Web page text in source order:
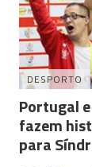
DESPORTO
Portugal
fazem
para